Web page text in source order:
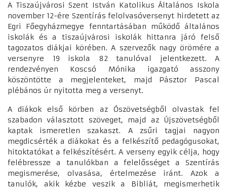
A Tiszaújvárosi Szent István Katolikus Általános Iskola
november 12-ére Szentírás felolvasóversenyt hirdetett az
Egri Főegyházmegye fenntartásában működő általános
iskolák és a tiszaújvárosi iskolák hittanra járó felső
tagozatos diákjai körében. A szervezők nagy örömére a
versenyre 19 iskola 82 tanulóval jelentkezett. A
rendezvényen Koscsó Mónika igazgató asszony
köszöntötte a megjelenteket, majd Pásztor Pascal
plébános úr nyitotta meg a versenyt.
A diákok első körben az Ószövetségből olvastak fel
szabadon választott szöveget, majd az Újszövetségből
kaptak ismeretlen szakaszt. A zsűri tagjai nagyon
megdicsérték a diákokat és a felkészítő pedagógusokat,
hitoktatókat a felkészítésért. A verseny egyik célja, hogy
felébressze a tanulókban a felelősséget a Szentírás
megismerése, olvasása, értelmezése iránt. Azok a
tanulók, akik kézbe veszik a Bibliát, megismerhetik